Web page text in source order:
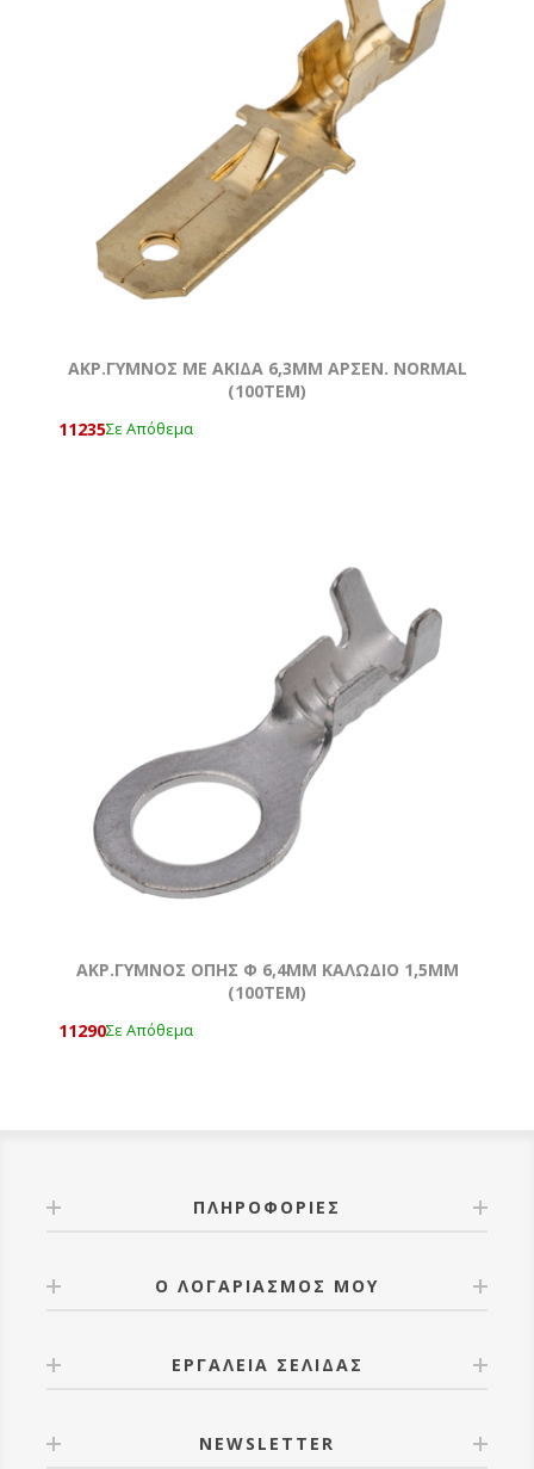
ΑΚΡ.ΓΥΜΝOΣ ΜΕ ΑΚΙΔΑ 6,3ΜΜ ΑΡΣΕΝ. NORMAL
(100ΤΕΜ)
11235Σε Απόθεμα
ΑΚΡ.ΓΥΜΝΟΣ ΟΠΗΣ Φ 6,4MM ΚΑΛΩΔΙΟ 1,5ΜΜ
(100ΤΕΜ)
11290Σε Απόθεμα
ΠΛΗΡΟΦΟΡΊΕΣ
Ο ΛΟΓΑΡΙΑΣΜΌΣ ΜΟΥ
ΕΡΓΑΛΕΊΑ ΣΕΛΊΔΑΣ
NEWSLETTER